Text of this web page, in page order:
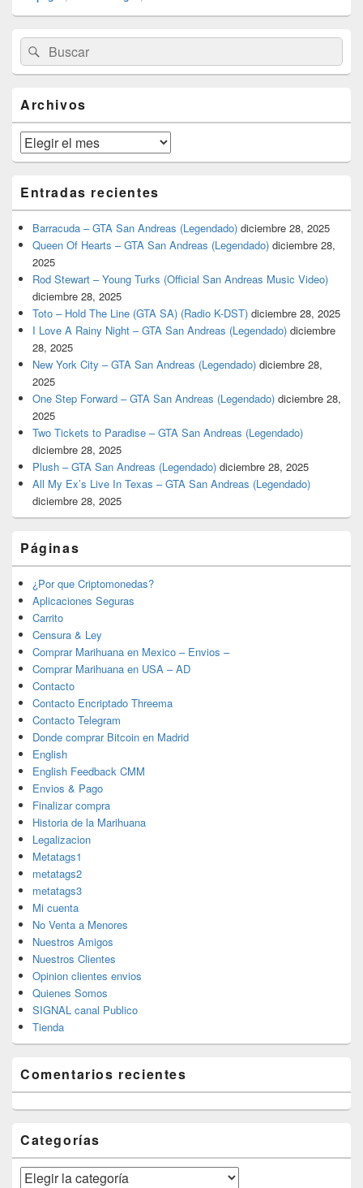
área
de
widget
lateral
primaria
Buscar
por:
Buscar
Archivos
Archivos
Entradas recientes
Barracuda – GTA San Andreas (Legendado) diciembre 28, 2025
Queen Of Hearts – GTA San Andreas (Legendado) diciembre 28,
2025
Rod Stewart – Young Turks (Official San Andreas Music Video)
diciembre 28, 2025
Toto – Hold The Line (GTA SA) (Radio K-DST) diciembre 28, 2025
I Love A Rainy Night – GTA San Andreas (Legendado) diciembre
28, 2025
New York City – GTA San Andreas (Legendado) diciembre 28,
2025
One Step Forward – GTA San Andreas (Legendado) diciembre 28,
2025
Two Tickets to Paradise – GTA San Andreas (Legendado)
diciembre 28, 2025
Plush – GTA San Andreas (Legendado) diciembre 28, 2025
All My Ex’s Live In Texas – GTA San Andreas (Legendado)
diciembre 28, 2025
Páginas
¿Por que Criptomonedas?
Aplicaciones Seguras
Carrito
Censura & Ley
Comprar Marihuana en Mexico – Envios –
Comprar Marihuana en USA – AD
Contacto
Contacto Encriptado Threema
Contacto Telegram
Donde comprar Bitcoin en Madrid
English
English Feedback CMM
Envios & Pago
Finalizar compra
Historia de la Marihuana
Legalizacion
Metatags1
metatags2
metatags3
Mi cuenta
No Venta a Menores
Nuestros Amigos
Nuestros Clientes
Opinion clientes envios
Quienes Somos
SIGNAL canal Publico
Tienda
Comentarios recientes
Categorías
Categorías